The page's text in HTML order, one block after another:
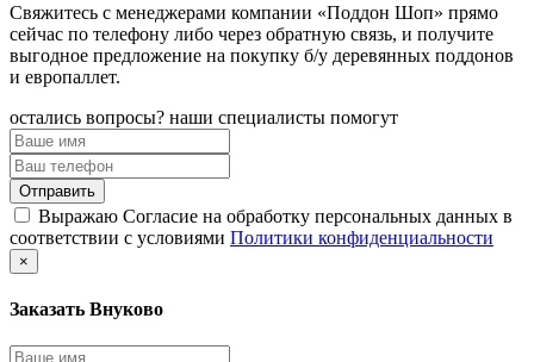
Свяжитесь с менеджерами компании «Поддон Шоп» прямо
сейчас по телефону либо через обратную связь, и получите
выгодное предложение на покупку б/у деревянных поддонов
и европаллет.
остались вопросы? наши специалисты помогут
Выражаю Согласие на обработку персональных данных в
соответствии с условиями Политики конфиденциальности
×
Заказать Внуково